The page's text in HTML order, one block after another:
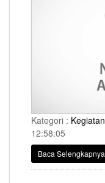
Kategori : Kegiatan
12:58:05
Baca Selengkapnya